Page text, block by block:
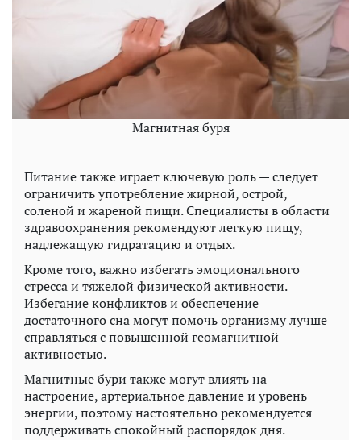
Магнитная буря
Питание также играет ключевую роль — следует
ограничить употребление жирной, острой,
соленой и жареной пищи. Специалисты в области
здравоохранения рекомендуют легкую пищу,
надлежащую гидратацию и отдых.
Кроме того, важно избегать эмоционального
стресса и тяжелой физической активности.
Избегание конфликтов и обеспечение
достаточного сна могут помочь организму лучше
справляться с повышенной геомагнитной
активностью.
Магнитные бури также могут влиять на
настроение, артериальное давление и уровень
энергии, поэтому настоятельно рекомендуется
поддерживать спокойный распорядок дня.